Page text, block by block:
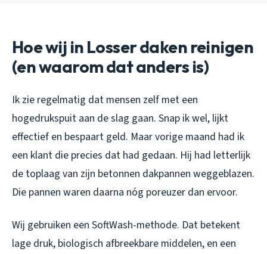
Hoe wij in Losser daken reinigen
(en waarom dat anders is)
Ik zie regelmatig dat mensen zelf met een
hogedrukspuit aan de slag gaan. Snap ik wel, lijkt
effectief en bespaart geld. Maar vorige maand had ik
een klant die precies dat had gedaan. Hij had letterlijk
de toplaag van zijn betonnen dakpannen weggeblazen.
Die pannen waren daarna nóg poreuzer dan ervoor.
Wij gebruiken een SoftWash-methode. Dat betekent
lage druk, biologisch afbreekbare middelen, en een